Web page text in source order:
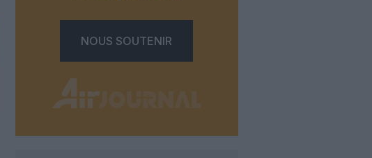
NOUS SOUTENIR